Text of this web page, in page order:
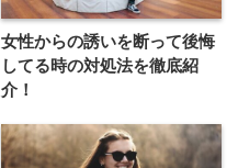
女性からの誘いを断って後悔
してる時の対処法を徹底紹
介！